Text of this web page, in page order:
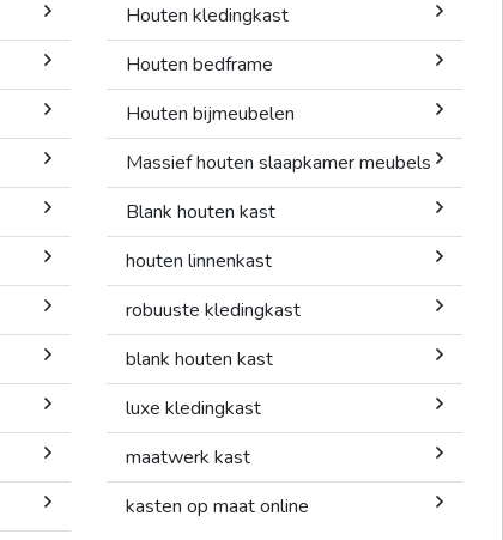
Houten kledingkast
Houten bedframe
Houten bijmeubelen
Massief houten slaapkamer meubels
Blank houten kast
houten linnenkast
robuuste kledingkast
blank houten kast
luxe kledingkast
maatwerk kast
kasten op maat online